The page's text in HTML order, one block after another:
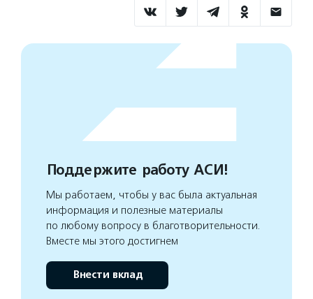
Поддержите работу АСИ!
Мы работаем, чтобы у вас была актуальная
информация и полезные материалы
по любому вопросу в благотворительности.
Вместе мы этого достигнем
Внести вклад